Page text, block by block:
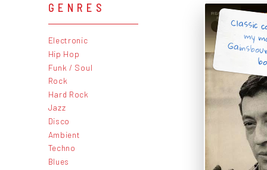
GENRES
Electronic
Hip Hop
Funk / Soul
Rock
Hard Rock
Jazz
Disco
Ambient
Techno
Blues
Classic
my